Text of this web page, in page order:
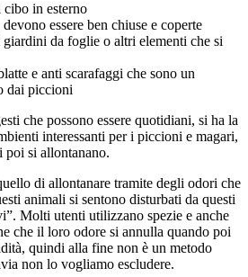
in esterno
essere ben chiuse e coperte
da foglie o altri elementi che si
e anti scarafaggi che sono un
dai piccioni
che possono essere quotidiani, si ha la
interessanti per i piccioni e magari,
poi si allontanano.
di allontanare tramite degli odori che
animali si sentono disturbati da questi
Molti utenti utilizzano spezie e anche
che il loro odore si annulla quando poi
quindi alla fine non è un metodo
non lo vogliamo escludere.